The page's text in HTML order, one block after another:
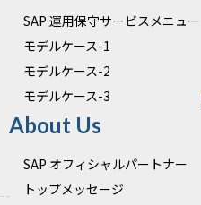
SAP 運用保守サービスメニュー
モデルケース-1
モデルケース-2
モデルケース-3
About Us
SAP オフィシャルパートナー
トップメッセージ